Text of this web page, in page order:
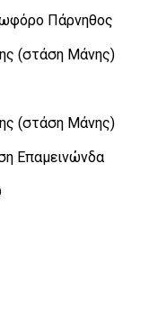
Πάρνηθος
(στάση Μάνης)
(στάση Μάνης)
Επαμεινώνδα